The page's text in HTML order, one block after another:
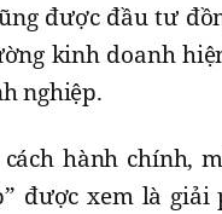
được đầu tư
kinh doanh
nghiệp.
hành chính,
được xem là